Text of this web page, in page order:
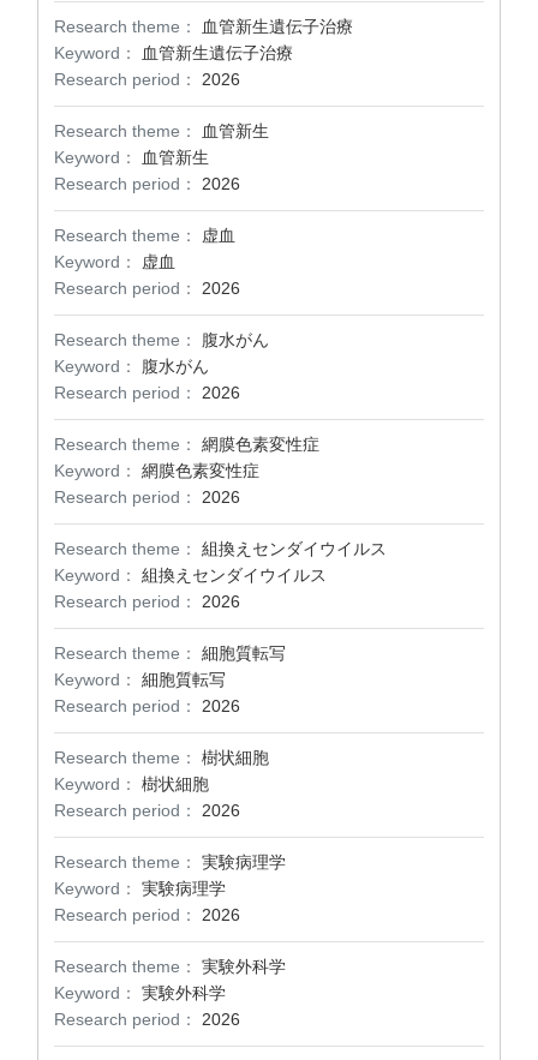
Research theme：
血管新生遺伝子治療
Keyword：
血管新生遺伝子治療
Research period：
2026
Research theme：
血管新生
Keyword：
血管新生
Research period：
2026
Research theme：
虚血
Keyword：
虚血
Research period：
2026
Research theme：
腹水がん
Keyword：
腹水がん
Research period：
2026
Research theme：
網膜色素変性症
Keyword：
網膜色素変性症
Research period：
2026
Research theme：
組換えセンダイウイルス
Keyword：
組換えセンダイウイルス
Research period：
2026
Research theme：
細胞質転写
Keyword：
細胞質転写
Research period：
2026
Research theme：
樹状細胞
Keyword：
樹状細胞
Research period：
2026
Research theme：
実験病理学
Keyword：
実験病理学
Research period：
2026
Research theme：
実験外科学
Keyword：
実験外科学
Research period：
2026